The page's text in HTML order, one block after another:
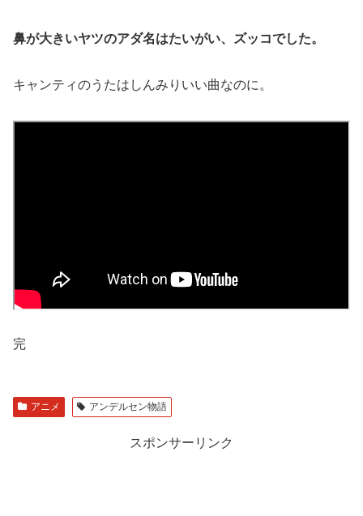
鼻が大きいヤツのアダ名はたいがい、ズッコでした。
キャンティのうたはしんみりいい曲なのに。
完
アニメ アンデルセン物語
スポンサーリンク